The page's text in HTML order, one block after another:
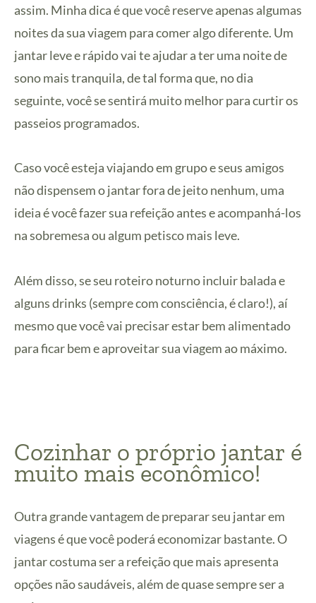
assim. Minha dica é que você reserve apenas algumas
noites da sua viagem para comer algo diferente. Um
jantar leve e rápido vai te ajudar a ter uma noite de
sono mais tranquila, de tal forma que, no dia
seguinte, você se sentirá muito melhor para curtir os
passeios programados.
Caso você esteja viajando em grupo e seus amigos
não dispensem o jantar fora de jeito nenhum, uma
ideia é você fazer sua refeição antes e acompanhá-los
na sobremesa ou algum petisco mais leve.
Além disso, se seu roteiro noturno incluir balada e
alguns drinks (sempre com consciência, é claro!), aí
mesmo que você vai precisar estar bem alimentado
para ficar bem e aproveitar sua viagem ao máximo.
Cozinhar o próprio jantar é
muito mais econômico!
Outra grande vantagem de preparar seu jantar em
viagens é que você poderá economizar bastante. O
jantar costuma ser a refeição que mais apresenta
opções não saudáveis, além de quase sempre ser a